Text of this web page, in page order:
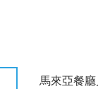
馬來亞餐廳